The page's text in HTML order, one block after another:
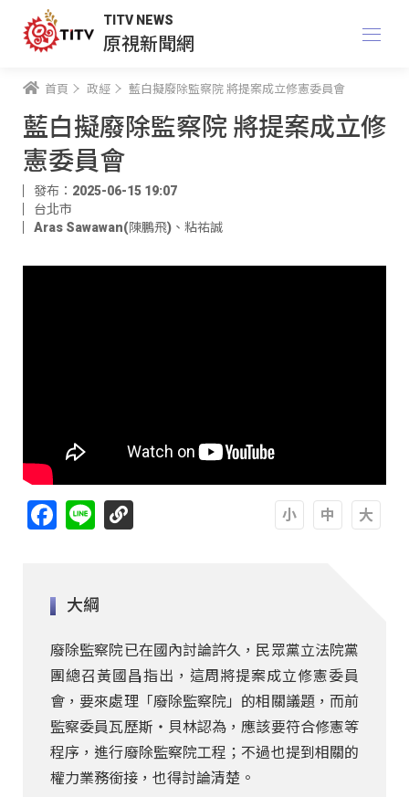
TITV NEWS
原視新聞網
首頁 政經 藍白擬廢除監察院 將提案成立修憲委員會
藍白擬廢除監察院 將提案成立修
憲委員會
發布：2025-06-15 19:07
台北市
Aras Sawawan(陳鵬飛) 、 粘祐誠
Facebook
Line
大綱
廢除監察院已在國內討論許久，民眾黨立法院黨
團總召黃國昌指出，這周將提案成立修憲委員
會，要來處理「廢除監察院」的相關議題，而前
監察委員瓦歷斯‧貝林認為，應該要符合修憲等
程序，進行廢除監察院工程；不過也提到相關的
權力業務銜接，也得討論清楚。